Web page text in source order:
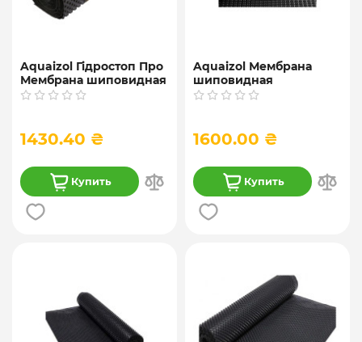
Aquaizol Гідростоп Про
Мембрана шиповидная
профилированная, 2*20
1430.40 ₴
Купить
Aquaizol Мембрана
шиповидная
профилированная 0.4,
1600.00 ₴
Купить